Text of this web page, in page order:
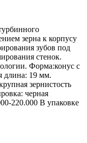
зерна к корпусу
зубов под
стенок.
Форма:конус с
длина: 19 мм.
зернистость
черная
220.000 В упаковке